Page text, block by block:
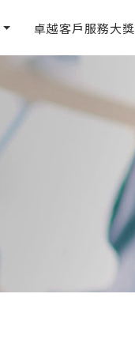
卓越客戶服務大獎